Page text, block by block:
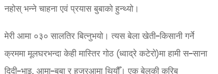
नहोस् भन्ने चाहना एवं प्रयास बुबाको हुन्थ्यो।
मेरी आमा ०३० सालतिर बित्नुभयो। त्यस बेला खेती–किसानी गर्ने
क्रममा मूलघरभन्दा केही मास्तिर गोठ (ध्वाद्रे कटेरो)मा हामी स–साना